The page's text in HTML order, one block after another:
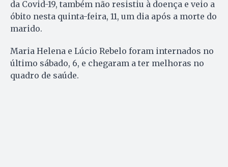
da Covid-19, também não resistiu à doença e veio a
óbito nesta quinta-feira, 11, um dia após a morte do
marido.
Maria Helena e Lúcio Rebelo foram internados no
último sábado, 6, e chegaram a ter melhoras no
quadro de saúde.